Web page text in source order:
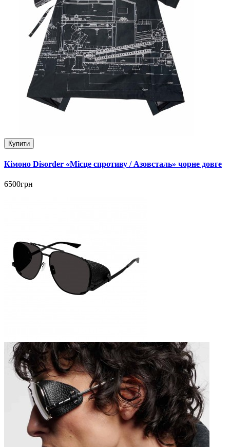
Купити
Кімоно Disorder «Місце спротиву / Азовсталь» чорне довге
6500грн